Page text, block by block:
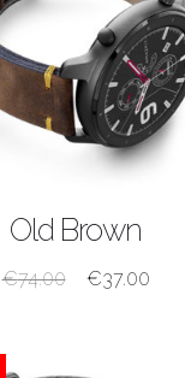
Old Brown
€74.00 €37.00